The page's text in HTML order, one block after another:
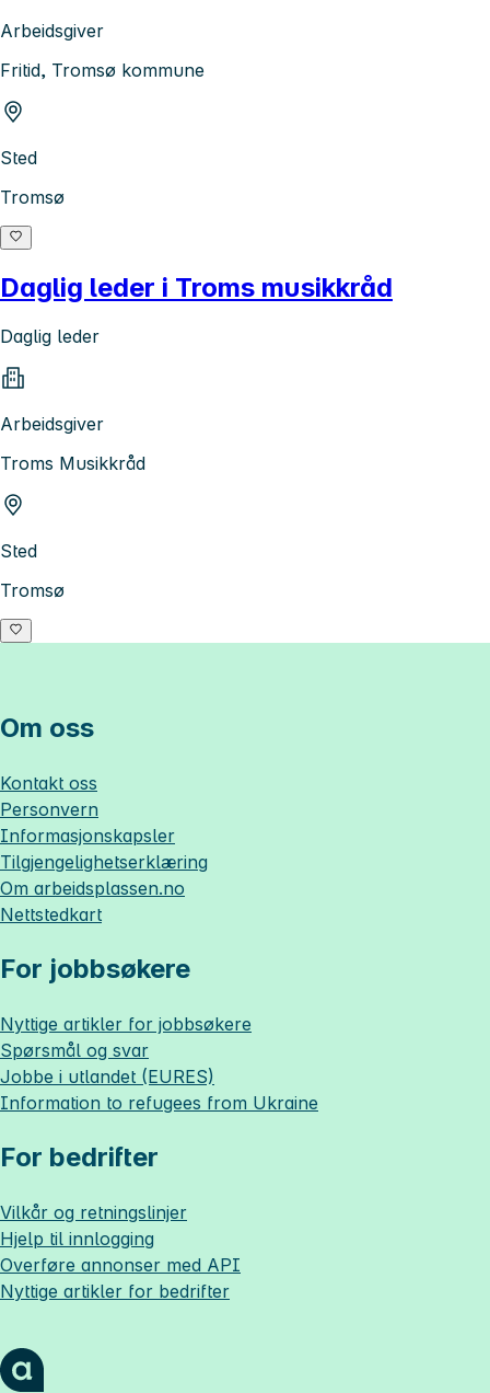
Arbeidsgiver
Fritid, Tromsø kommune
Sted
Tromsø
Daglig leder i Troms musikkråd
Daglig leder
Arbeidsgiver
Troms Musikkråd
Sted
Tromsø
Om oss
Kontakt oss
Personvern
Informasjonskapsler
Tilgjengelighetserklæring
Om arbeidsplassen.no
Nettstedkart
For jobbsøkere
Nyttige artikler for jobbsøkere
Spørsmål og svar
Jobbe i utlandet (EURES)
Information to refugees from Ukraine
For bedrifter
Vilkår og retningslinjer
Hjelp til innlogging
Overføre annonser med API
Nyttige artikler for bedrifter